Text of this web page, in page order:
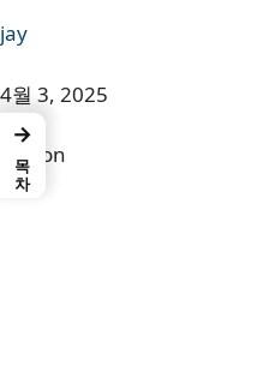
jay
4월 3, 2025
Button
→
목차